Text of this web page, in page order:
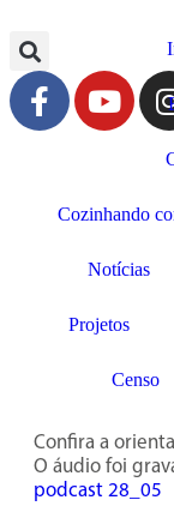
Cozinhando
Notícias
Projetos
Censo
Confira a
O áudio foi
podcast 28_05